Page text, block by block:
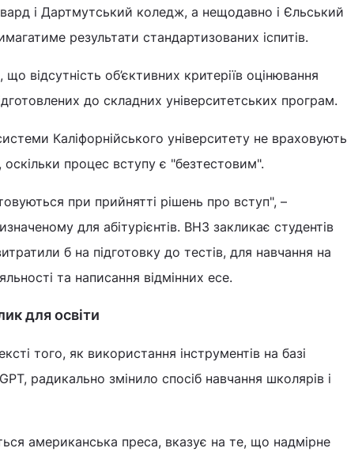
і Дартмутський коледж, а нещодавно і Єльський
результати стандартизованих іспитів.
відсутність об’єктивних критеріїв оцінювання
до складних університетських програм.
Каліфорнійського університету не враховують
процес вступу є "безтестовим".
при прийнятті рішень про вступ", –
для абітурієнтів. ВНЗ закликає студентів
б на підготовку до тестів, для навчання на
та написання відмінних есе.
для освіти
того, як використання інструментів на базі
радикально змінило спосіб навчання школярів і
американська преса, вказує на те, що надмірне